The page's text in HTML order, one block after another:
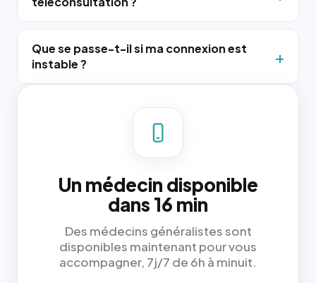
Que se passe-t-il si ma connexion est
instable ?
Un médecin disponible
dans 16 min
Des médecins généralistes sont
disponibles maintenant pour vous
accompagner, 7j/7 de 6h à minuit.